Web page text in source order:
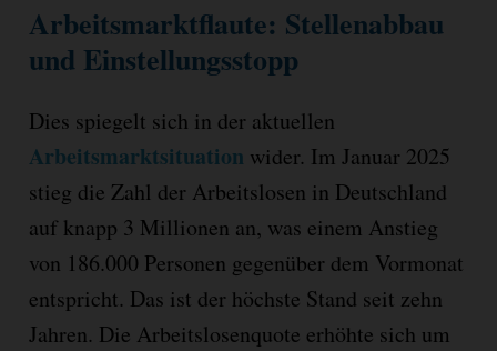
Arbeitsmarktflaute: Stellenabbau
und Einstellungsstopp
Dies spiegelt sich in der aktuellen
Arbeitsmarktsituation wider. Im Januar 2025
stieg die Zahl der Arbeitslosen in Deutschland
auf knapp 3 Millionen an, was einem Anstieg
von 186.000 Personen gegenüber dem Vormonat
entspricht. Das ist der höchste Stand seit zehn
Jahren. Die Arbeitslosenquote erhöhte sich um